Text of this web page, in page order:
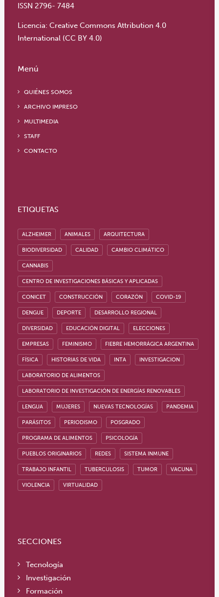
ISSN 2796- 7484
Licencia: Creative Commons Attribution 4.0
International (CC BY 4.0)
Menú
QUIÉNES SOMOS
ARCHIVO IMPRESO
MULTIMEDIA
STAFF
CONTACTO
ETIQUETAS
ALZHEIMER ANIMALES ARQUITECTURA
BIODIVERSIDAD CALIDAD CAMBIO CLIMÁTICO
CANNABIS
CENTRO DE INVESTIGACIONES BÁSICAS Y APLICADAS
CONICET CONSTRUCCIÓN CORAZÓN COVID-19
DENGUE DEPORTE DESARROLLO REGIONAL
DIVERSIDAD EDUCACIÓN DIGITAL ELECCIONES
EMPRESAS FEMINISMO FIEBRE HEMORRÁGICA ARGENTINA
FÍSICA HISTORIAS DE VIDA INTA INVESTIGACION
LABORATORIO DE ALIMENTOS
LABORATORIO DE INVESTIGACIÓN DE ENERGÍAS RENOVABLES
LENGUA MUJERES NUEVAS TECNOLOGÍAS PANDEMIA
PARÁSITOS PERIODISMO POSGRADO
PROGRAMA DE ALIMENTOS PSICOLOGÍA
PUEBLOS ORIGINARIOS REDES SISTEMA INMUNE
TRABAJO INFANTIL TUBERCULOSIS TUMOR VACUNA
VIOLENCIA VIRTUALIDAD
SECCIONES
Tecnología
Investigación
Formación